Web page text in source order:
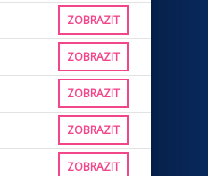
ZOBRAZIT
ZOBRAZIT
ZOBRAZIT
ZOBRAZIT
ZOBRAZIT